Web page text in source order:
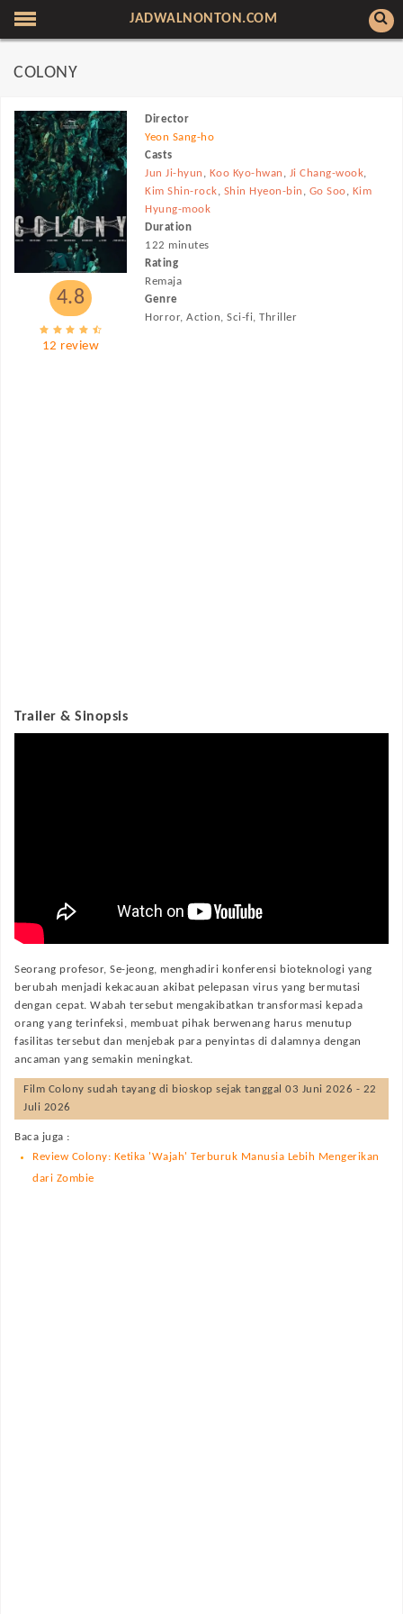
JADWALNONTON.COM
COLONY
4.8
12 review
Director
Yeon Sang-ho
Casts
Jun Ji-hyun , Koo Kyo-hwan , Ji Chang-wook,
Kim Shin-rock, Shin Hyeon-bin , Go Soo, Kim
Hyung-mook
Duration
122 minutes
Rating
Remaja
Genre
Horror, Action, Sci-fi, Thriller
Trailer & Sinopsis
Seorang profesor, Se-jeong, menghadiri konferensi bioteknologi yang
berubah menjadi kekacauan akibat pelepasan virus yang bermutasi
dengan cepat. Wabah tersebut mengakibatkan transformasi kepada
orang yang terinfeksi, membuat pihak berwenang harus menutup
fasilitas tersebut dan menjebak para penyintas di dalamnya dengan
ancaman yang semakin meningkat.
Film Colony sudah tayang di bioskop sejak tanggal 03 Juni 2026 - 22
Juli 2026
Baca juga :
Review Colony: Ketika 'Wajah' Terburuk Manusia Lebih Mengerikan
dari Zombie